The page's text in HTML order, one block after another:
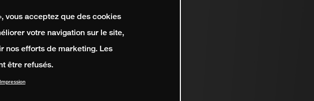
vous acceptez que des cookies
votre navigation sur le site,
nos efforts de marketing. Les
être refusés.
Impression